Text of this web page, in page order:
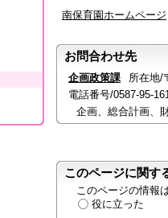
南保育園ホームページ
お問合わせ先
企画政策課
所在地/
電話番号/0587-95-
企画、総合計画、
このページに関す
このページの情報
役に立った